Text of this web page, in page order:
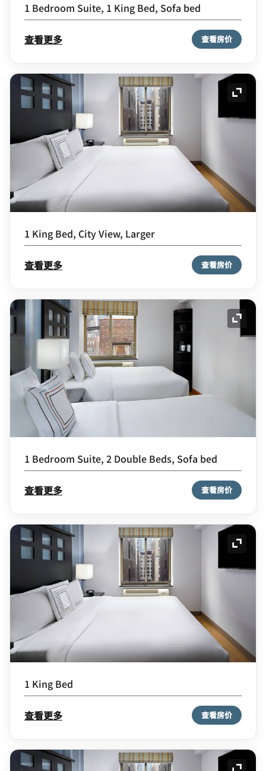
1 Bedroom Suite, 1 King Bed, Sofa bed
查看更多 查看房价
展开
1 King Bed, City View, Larger
查看更多 查看房价
展开
1 Bedroom Suite, 2 Double Beds, Sofa bed
查看更多 查看房价
展开
1 King Bed
查看更多 查看房价